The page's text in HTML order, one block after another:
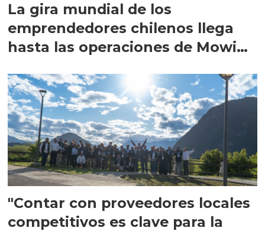
La gira mundial de los
emprendedores chilenos llega
hasta las operaciones de Mowi
"Contar con proveedores locales
competitivos es clave para la